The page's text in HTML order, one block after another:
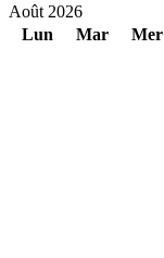
Août 2026
Lun
Mar Mer